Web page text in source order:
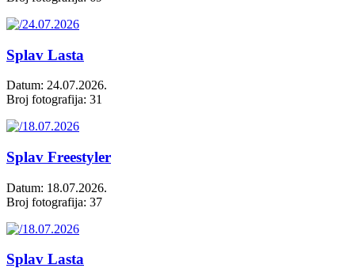
Splav Lasta
Datum: 24.07.2026.
Broj fotografija: 31
Splav Freestyler
Datum: 18.07.2026.
Broj fotografija: 37
Splav Lasta